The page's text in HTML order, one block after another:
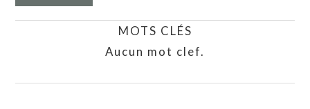
MOTS CLÉS
Aucun mot clef.